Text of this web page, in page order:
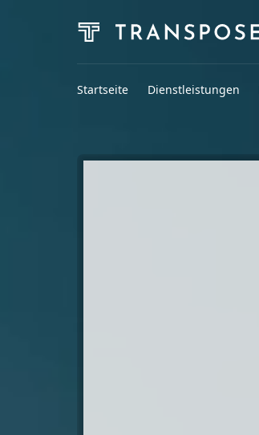
Startseite Dienstleistungen